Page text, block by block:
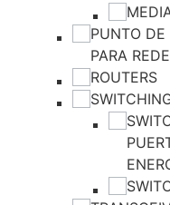
PUNTO DE
PARA
ROUTERS